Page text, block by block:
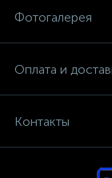
Фотогалерея
Оплата и
Контакты